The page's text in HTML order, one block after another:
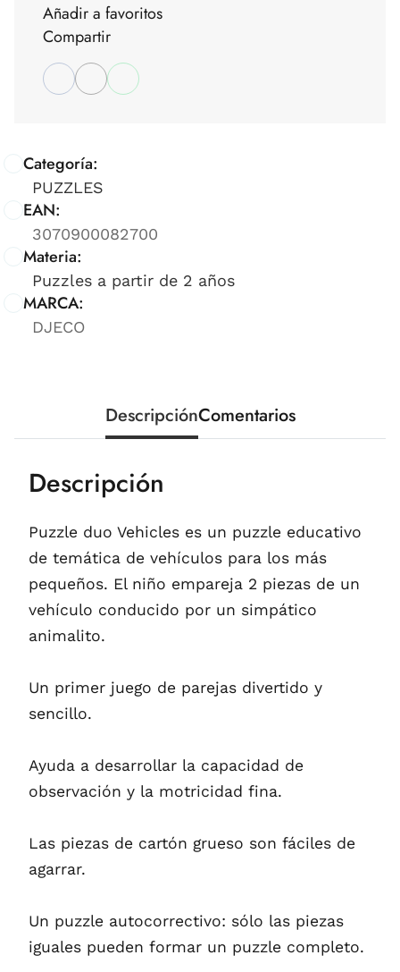
Categoría:
PUZZLES
EAN:
3070900082700
Materia:
Puzzles a partir de 2 años
MARCA:
DJECO
Añadir a favoritos
Compartir
DescripciónComentarios
Descripción
Puzzle duo Vehicles es un puzzle educativo
de temática de vehículos para los más
pequeños. El niño empareja 2 piezas de un
vehículo conducido por un simpático
animalito.
Un primer juego de parejas divertido y
sencillo.
Ayuda a desarrollar la capacidad de
observación y la motricidad fina.
Las piezas de cartón grueso son fáciles de
agarrar.
Un puzzle autocorrectivo: sólo las piezas
iguales pueden formar un puzzle completo.